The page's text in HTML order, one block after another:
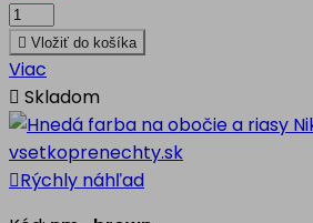
 Vložiť do košíka
Viac
 Skladom
Rýchly náhľad